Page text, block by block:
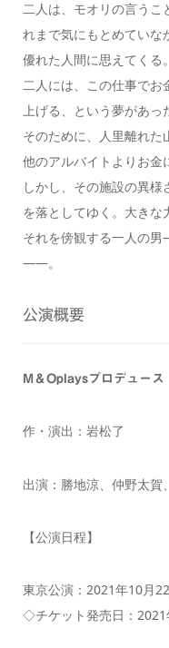
二人は、モオリの言うこ
れまで気にもとめていな
優れた人間に思え
二人には、この仕事でお
上げる、という夢があっ
そのために、人里離れた
他のアルバイトよりお金
しかし、その施設の異
を落としてゆく。大きな
それを傍観する一人の
――。
公演概要
M＆Oplaysプロデュー
作・演出：岩松了
出演：勝地涼、仲野太
【公演日程】
東京公演：2021年10月
◇チケット発売日：